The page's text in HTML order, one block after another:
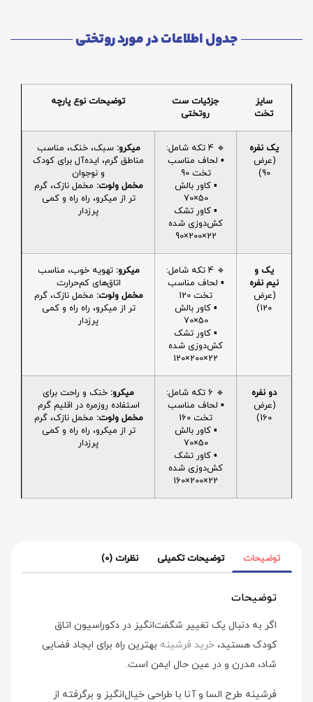
جدول اطلاعات در مورد روتختی
سایز
تخت
جزئیات ست
روتختی
توضیحات نوع پارچه
یک نفره
(عرض
90)
🔹 4 تکه شامل:
▪️ لحاف مناسب
تخت 90
▪️ کاور بالش
50×70
▪️ کاور تشک
کش‌دوزی شده
22×200×90
میکرو: سبک، خنک، مناسب
مناطق گرم، ایده‌آل برای کودک
و نوجوان
مخمل ولوت: مخمل نازک، گرم
تر از میکرو، راه راه و کمی
پرزدار
یک و
نیم نفره
(عرض
120)
🔹 4 تکه شامل:
▪️ لحاف مناسب
تخت 120
▪️ کاور بالش
50×70
▪️ کاور تشک
کش‌دوزی شده
22×200×120
میکرو: تهویه خوب، مناسب
اتاق‌های کم‌حرارت
مخمل ولوت: مخمل نازک، گرم
تر از میکرو، راه راه و کمی
پرزدار
دو نفره
(عرض
160)
🔹 6 تکه شامل:
▪️ لحاف مناسب
تخت 160
▪️ کاور بالش
50×70
▪️ کاور تشک
کش‌دوزی شده
22×200×160
میکرو: خنک و راحت برای
استفاده روزمره در اقلیم گرم
مخمل ولوت: مخمل نازک، گرم
تر از میکرو، راه راه و کمی
پرزدار
توضیحات توضیحات تکمیلی نظرات (0)
توضیحات
اگر به دنبال یک تغییر شگفت‌انگیز در دکوراسیون اتاق
کودک هستید، خرید فرشینه بهترین راه برای ایجاد فضایی
شاد، مدرن و در عین حال ایمن است.
فرشینه طرح السا و آنا با طراحی خیال‌انگیز و برگرفته از